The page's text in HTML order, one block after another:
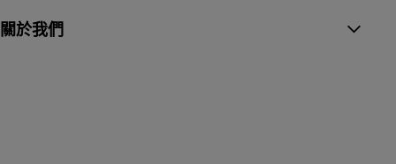
關於我們